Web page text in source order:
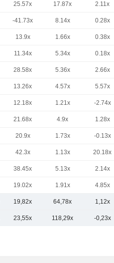
25.57x 17.87x 2.11x
-41.73x 8.14x 0.28x
13.9x 1.66x 0.38x
11.34x 5.34x 0.18x
28.58x 5.36x 2.66x
13.26x 4.57x 5.57x
12.18x 1.21x -2.74x
21.68x 4.9x 1.28x
20.9x 1.73x -0.13x
42.3x 1.13x 20.18x
38.45x 5.13x 2.14x
19.02x 1.91x 4.85x
19,82x 64,78x 1,12x
23,55x 118,29x -0,23x